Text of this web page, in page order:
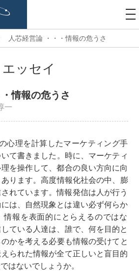
人芯経営論 ・・・情報の危うさ
エッセイ
情報の危うさ
一
心理を計算したマーケティング手
て書きました。時に、マーケティ
を操作して、都合の良い方向に向
ります。高度情報化社会の中、膨
れています。情報発信は人が行う
は、自然現象とは違い必ず何らか
情報を表面的にとらえるのではな
ている人達は、誰で、何を目的と
かを考える必要も情報の受けてと
られた情報が全て正しいと盲目的
はないでしょうか。